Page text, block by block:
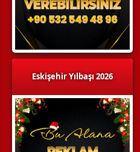
Eskişehir Yılbaşı 2026